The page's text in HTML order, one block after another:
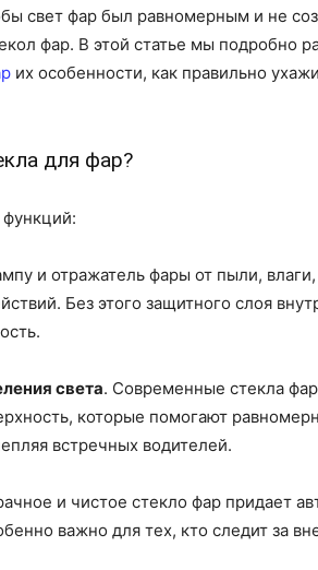
свет фар был равномерным и не
фар. В этой статье мы подробно
их особенности, как правильно
для фар?
и отражатель фары от пыли,
Без этого защитного слоя
света. Современные стекла
которые помогают
встречных водителей.
и чистое стекло фар придает
важно для тех, кто следит за